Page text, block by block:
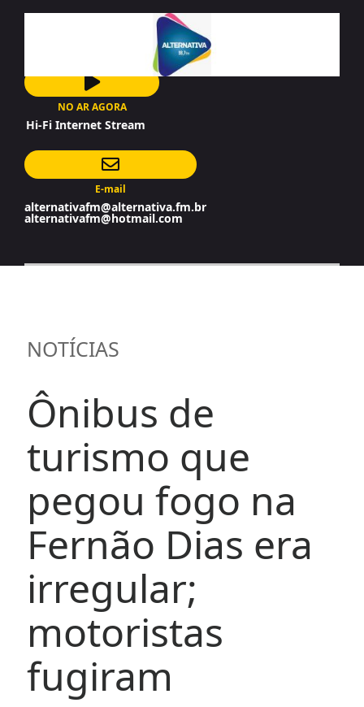
NO AR AGORA
Hi-Fi Internet Stream
E-mail
alternativafm@alternativa.fm.br
alternativafm@hotmail.com
NOTÍCIAS
Ônibus de
turismo que
pegou fogo na
Fernão Dias era
irregular;
motoristas
fugiram